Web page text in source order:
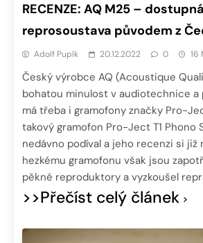
RECENZE: AQ M25 – dostupná
reprosoustava původem z
Adolf Pupík 20.12.2022 0 16
Český výrobce AQ (Acoustique
bohatou minulost v audiotechnice a
má třeba i gramofony značky Pro-
takový gramofon Pro-Ject T1 Phono
nedávno podíval a jeho recenzi si již
hezkému gramofonu však jsou
pěkné reproduktory a vyzkoušel
>>Přečíst celý článek